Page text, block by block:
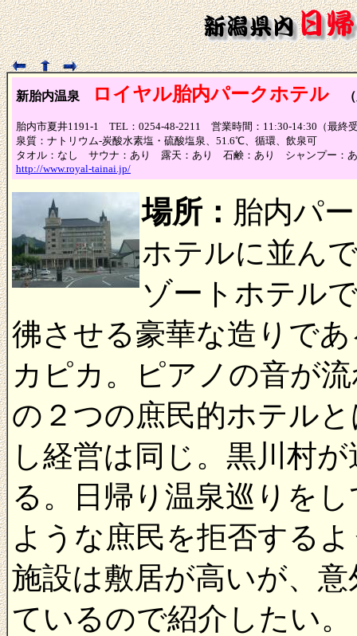
新胎内温泉 ロイヤル胎内パークホテル
胎内市夏井1191-1 TEL：0254-48-2211 営業時間：11:30-14:30（最終
泉質：ナトリウム-炭酸水素塩・硫酸塩泉、51.6℃、循環、飲泉可
タオル：なし サウナ：あり 露天：あり 石鹸：あり シャンプー：
http://www.royal-tainai.jp/
場所： 胎内パ
ホテルに並ん
ゾートホテル
彿させる豪華な造りで
カピカ。ピアノの音が
の２つの庶民的ホテル
し経営は同じ。黒川村
る。日帰り温泉巡りを
ような庶民を拒否する
施設は敷居が高いが、
ているので紹介したい